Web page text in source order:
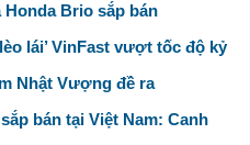
Honda Brio sắp bán
lái’ VinFast vượt tốc độ kỷ
Nhật Vượng đề ra
bán tại Việt Nam: Canh